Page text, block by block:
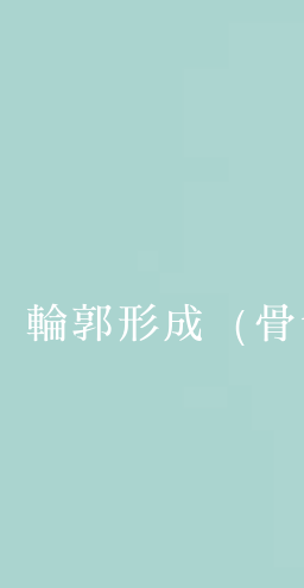
輪郭形成（骨